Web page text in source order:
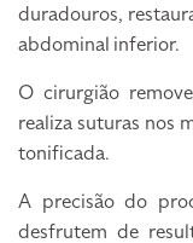
duradouros,
abdominal inferior.
O cirurgião
realiza suturas nos
tonificada.
A precisão do
desfrutem de